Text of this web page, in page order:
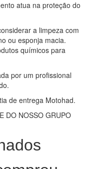
atua na proteção do
a limpeza com
ou esponja macia.
químicos para
por um profissional
de entrega Motohad.
DO NOSSO GRUPO